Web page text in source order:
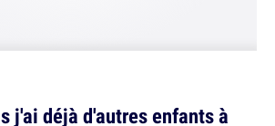
j'ai déjà d'autres enfants à